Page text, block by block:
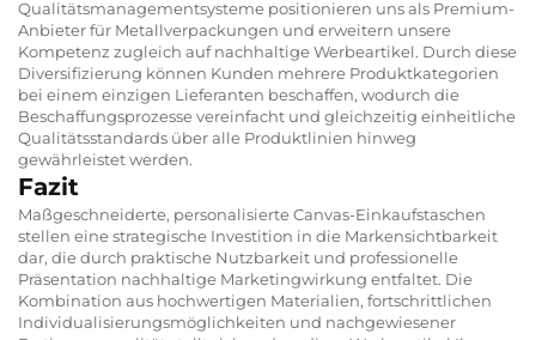
Qualitätsmanagementsysteme positionieren uns als Premium-
Anbieter für Metallverpackungen und erweitern unsere
Kompetenz zugleich auf nachhaltige Werbeartikel. Durch diese
Diversifizierung können Kunden mehrere Produktkategorien
bei einem einzigen Lieferanten beschaffen, wodurch die
Beschaffungsprozesse vereinfacht und gleichzeitig einheitliche
Qualitätsstandards über alle Produktlinien hinweg
gewährleistet werden.
Fazit
Maßgeschneiderte, personalisierte Canvas-Einkaufstaschen
stellen eine strategische Investition in die Markensichtbarkeit
dar, die durch praktische Nutzbarkeit und professionelle
Präsentation nachhaltige Marketingwirkung entfaltet. Die
Kombination aus hochwertigen Materialien, fortschrittlichen
Individualisierungsmöglichkeiten und nachgewiesener